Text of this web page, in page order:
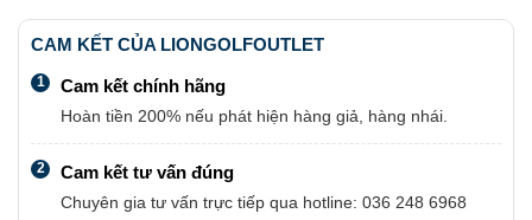
CAM KẾT CỦA LIONGOLFOUTLET
1 Cam kết chính hãng
Hoàn tiền 200% nếu phát hiện hàng giả, hàng nhái.
2 Cam kết tư vấn đúng
Chuyên gia tư vấn trực tiếp qua hotline: 036 248 6968